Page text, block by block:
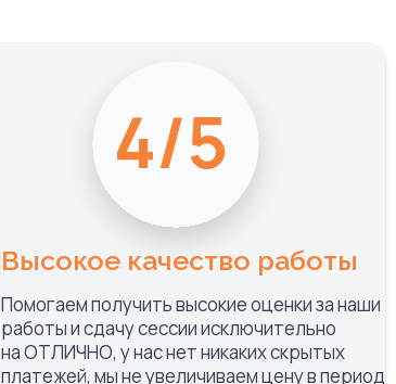
Высокое качество работы
Помогаем получить высокие оценки за наши
работы и сдачу сессии исключительно
на ОТЛИЧНО, у нас нет никаких скрытых
платежей, мы не увеличиваем цену в период
4/5